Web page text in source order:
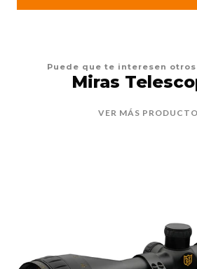
Puede que te interesen
Miras
VER MÁS